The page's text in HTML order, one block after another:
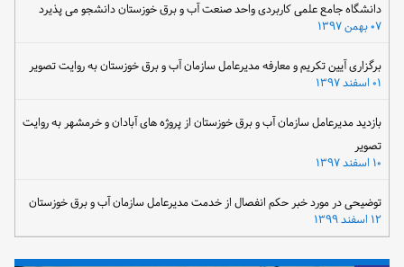
دانشگاه جامع علمی کاربردی واحد صنعت آب و برق خوزستان دانشجو می پذیرد
۰۷ بهمن ۱۳۹۷
برگزاری آیین تکریم و معارفه مدیرعامل سازمان آب و برق خوزستان به روایت تصویر
بازدید مدیرعامل سازمان آب و برق خوزستان از پروژه های آبادان و خرمشهر به روایت
تصویر
توضیحی در مورد خبر حکم انفصال از خدمت مدیرعامل سازمان آب و برق خوزستان
۱۲ اسفند ۱۳۹۹